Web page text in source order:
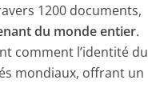
1200 documents,
du monde entier.
comment l’identité du
mondiaux, offrant un